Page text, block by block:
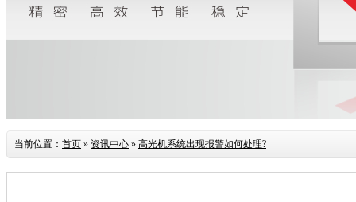
当前位置： 首页 » 资讯中心 » 高光机系统出现报警如何处理?